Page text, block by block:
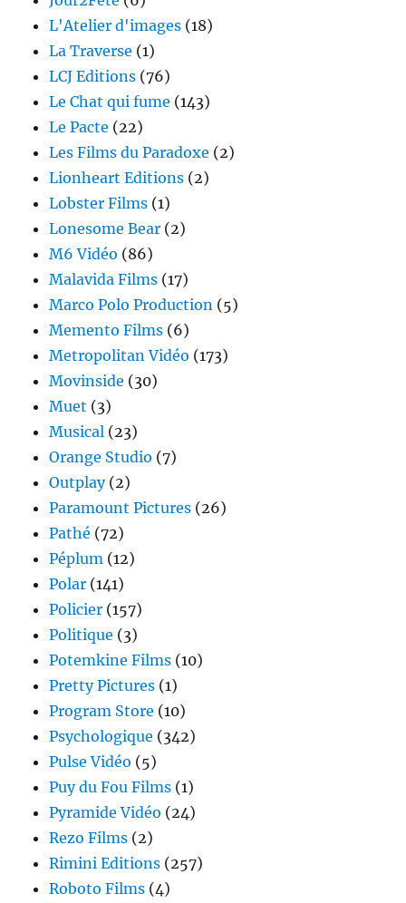
L'Atelier d'images (18)
La Traverse (1)
LCJ Editions (76)
Le Chat qui fume (143)
Le Pacte (22)
Les Films du Paradoxe (2)
Lionheart Editions (2)
Lobster Films (1)
Lonesome Bear (2)
M6 Vidéo (86)
Malavida Films (17)
Marco Polo Production (5)
Memento Films (6)
Metropolitan Vidéo (173)
Movinside (30)
Muet (3)
Musical (23)
Orange Studio (7)
Outplay(2)
Paramount Pictures (26)
Pathé (72)
Péplum (12)
Polar (141)
Policier (157)
Politique (3)
Potemkine Films (10)
Pretty Pictures (1)
Program Store (10)
Psychologique (342)
Pulse Vidéo (5)
Puy du Fou Films (1)
Pyramide Vidéo (24)
Rezo Films (2)
Rimini Editions (257)
Roboto Films (4)